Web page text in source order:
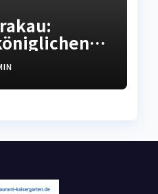
polnischen